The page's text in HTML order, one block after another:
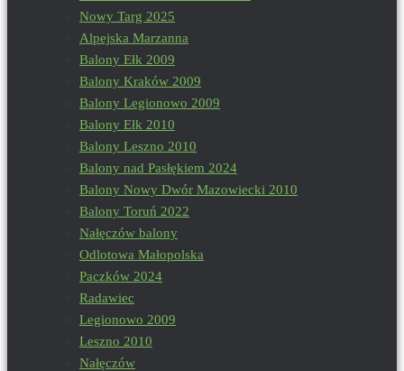
Nowy Targ 2025
Alpejska Marzanna
Balony Ełk 2009
Balony Kraków 2009
Balony Legionowo 2009
Balony Ełk 2010
Balony Leszno 2010
Balony nad Pasłękiem 2024
Balony Nowy Dwór Mazowiecki 2010
Balony Toruń 2022
Nałęczów balony
Odlotowa Małopolska
Paczków 2024
Radawiec
Legionowo 2009
Leszno 2010
Nałęczów